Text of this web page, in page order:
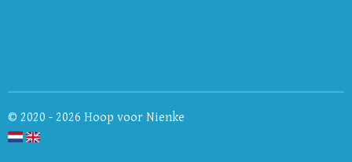
© 2020 - 2026 Hoop voor Nienke